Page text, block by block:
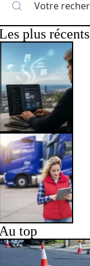
plus récents
Au top